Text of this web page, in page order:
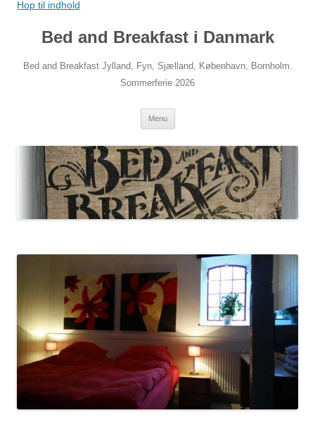
Hop til indhold
Bed and Breakfast i Danmark
Bed and Breakfast Jylland, Fyn, Sjælland, København, Bornholm.
Sommerferie 2026
Menu